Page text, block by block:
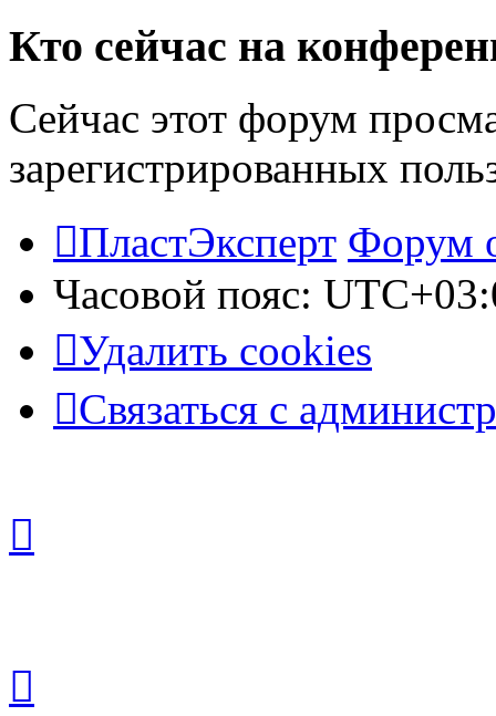
Кто сейчас на
Сейчас этот форум
зарегистрированных
ПластЭксперт Форум
Часовой пояс:
Удалить cookies
Связаться с